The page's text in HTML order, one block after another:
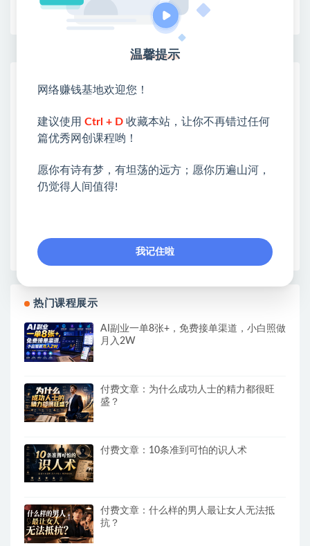
收藏
网赚基地简介
❤本站：本站整合多方资源站，主要面向互联网创业
类&副业类，资源丰富 物超所值。
各种项目 + 提升网创认知。
❤本站为众多团队提供了重要价值，也为众多创业者
早为您提供丰盛价值。祝您前程似锦！
热门课程展示
AI副业一单8张+，免费接单渠道，小白照做
月入2W
付费文章：为什么成功人士的精力都很旺
盛？
付费文章：10条准到可怕的识人术
付费文章：什么样的男人最让女人无法抵
抗？
温馨提示
网络赚钱基地欢迎您！
建议使用 Ctrl + D 收藏本站，让你不再错过任何
篇优秀网创课程哟！
愿你有诗有梦，有坦荡的远方；愿你历遍山河，
仍觉得人间值得!
我记住啦